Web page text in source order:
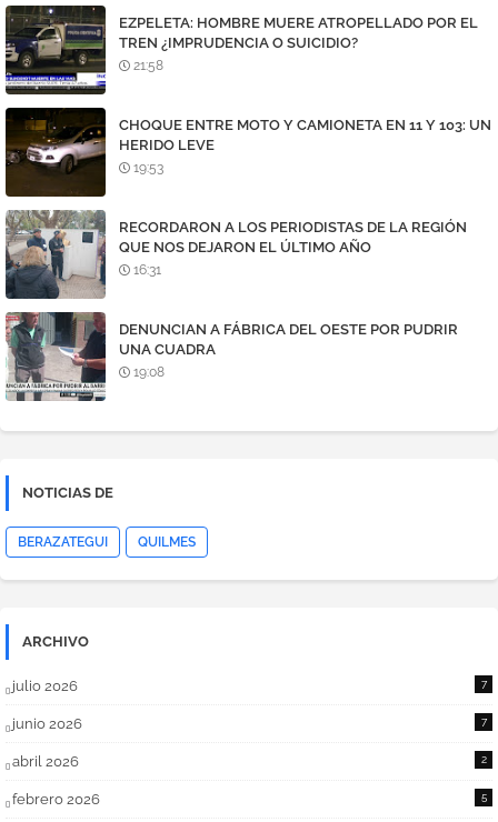
EZPELETA: HOMBRE MUERE ATROPELLADO POR EL
TREN ¿IMPRUDENCIA O SUICIDIO?
21:58
CHOQUE ENTRE MOTO Y CAMIONETA EN 11 Y 103: UN
HERIDO LEVE
19:53
RECORDARON A LOS PERIODISTAS DE LA REGIÓN
QUE NOS DEJARON EL ÚLTIMO AÑO
16:31
DENUNCIAN A FÁBRICA DEL OESTE POR PUDRIR
UNA CUADRA
19:08
NOTICIAS DE
BERAZATEGUI QUILMES
ARCHIVO
julio 2026 7
junio 2026 7
abril 2026 2
febrero 2026 5